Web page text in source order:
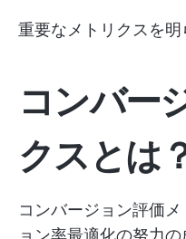
重要なメトリクスを
コンバー
クスとは
コンバージョン評価
ョン率最適化の努力